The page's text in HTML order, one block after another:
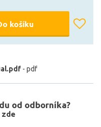
košíku
- pdf
od odborníka?